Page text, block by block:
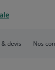
devis Nos